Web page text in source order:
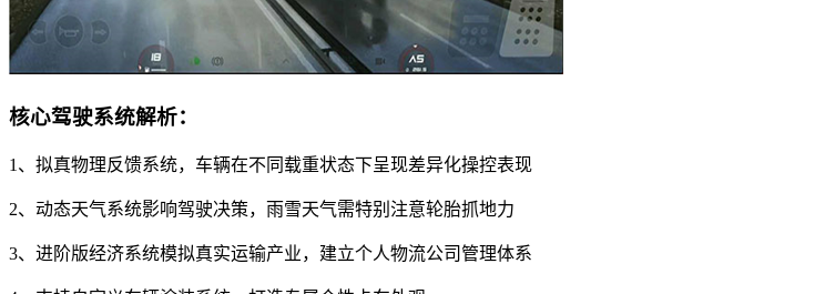
核心驾驶系统解析：
1、拟真物理反馈系统，车辆在不同载重状态下呈现差异化操控表现
2、动态天气系统影响驾驶决策，雨雪天气需特别注意轮胎抓地力
3、进阶版经济系统模拟真实运输产业，建立个人物流公司管理体系